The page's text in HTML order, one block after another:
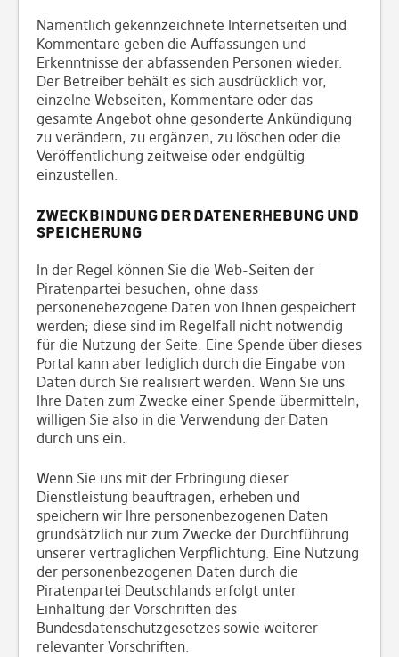
Namentlich gekennzeichnete Internetseiten und
Kommentare geben die Auffassungen und
Erkenntnisse der abfassenden Personen wieder.
Der Betreiber behält es sich ausdrücklich vor,
einzelne Webseiten, Kommentare oder das
gesamte Angebot ohne gesonderte Ankündigung
zu verändern, zu ergänzen, zu löschen oder die
Veröffentlichung zeitweise oder endgültig
einzustellen.
Zweckbindung der Datenerhebung und
Speicherung
In der Regel können Sie die Web-Seiten der
Piratenpartei besuchen, ohne dass
personenebezogene Daten von Ihnen gespeichert
werden; diese sind im Regelfall nicht notwendig
für die Nutzung der Seite. Eine Spende über dieses
Portal kann aber lediglich durch die Eingabe von
Daten durch Sie realisiert werden. Wenn Sie uns
Ihre Daten zum Zwecke einer Spende übermitteln,
willigen Sie also in die Verwendung der Daten
durch uns ein.
Wenn Sie uns mit der Erbringung dieser
Dienstleistung beauftragen, erheben und
speichern wir Ihre personenbezogenen Daten
grundsätzlich nur zum Zwecke der Durchführung
unserer vertraglichen Verpflichtung. Eine Nutzung
der personenbezogenen Daten durch die
Piratenpartei Deutschlands erfolgt unter
Einhaltung der Vorschriften des
Bundesdatenschutzgesetzes sowie weiterer
relevanter Vorschriften.